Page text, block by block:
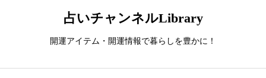
占いチャンネルLibrary
開運アイテム・開運情報で暮らしを豊かに！